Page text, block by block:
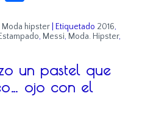
Moda hipster Etiquetado 2016,
Estampado, Messi, Moda. Hipster,
un pastel que
ojo con el